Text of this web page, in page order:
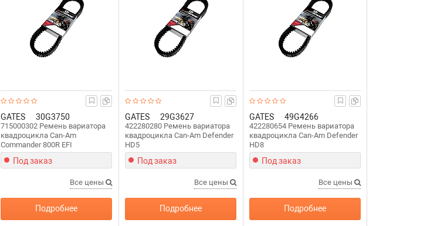
GATES 30G3750
715000302 Ремень вариатора
квадроцикла Can-Am
Commander 800R EFI
Под заказ
Все цены
Подробнее
GATES 29G3627
422280280 Ремень вариатора
квадроцикла Can-Am Defender
HD5
Под заказ
Все цены
Подробнее
GATES 49G4266
422280654 Ремень вариатора
квадроцикла Can-Am Defender
HD8
Под заказ
Все цены
Подробнее